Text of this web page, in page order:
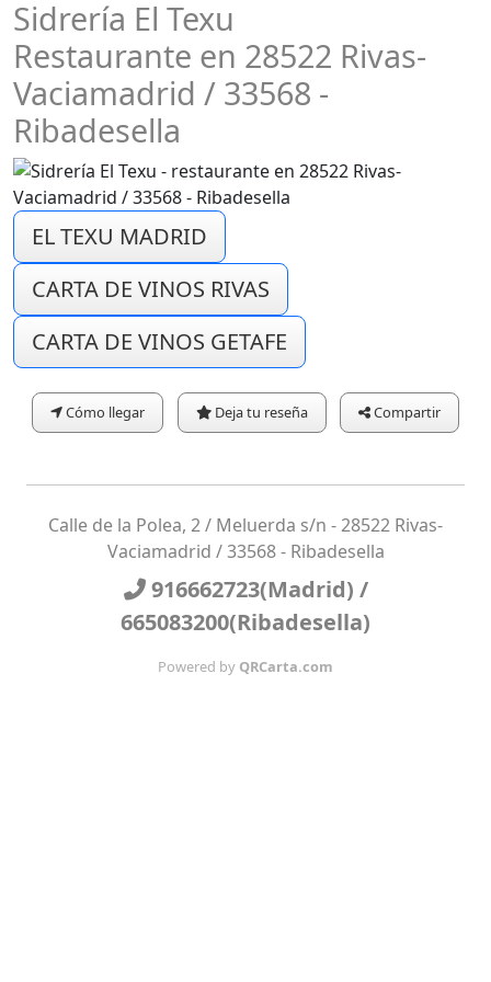
Sidrería El Texu
Restaurante en 28522 Rivas-
Vaciamadrid / 33568 -
Ribadesella
EL TEXU MADRID
CARTA DE VINOS RIVAS
CARTA DE VINOS GETAFE
Cómo llegar Deja tu reseña Compartir
Calle de la Polea, 2 / Meluerda s/n - 28522 Rivas-
Vaciamadrid / 33568 - Ribadesella
916662723(Madrid) /
665083200(Ribadesella)
Powered by QRCarta.com